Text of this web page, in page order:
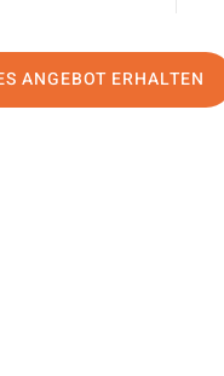
ANGEBOT ERHALTEN